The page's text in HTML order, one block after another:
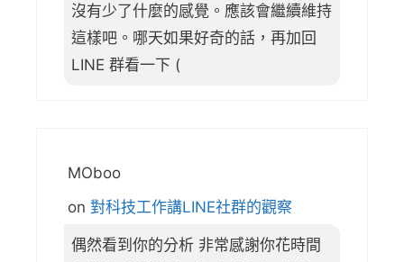
沒有少了什麼的感覺。應該會繼續維持
這樣吧。哪天如果好奇的話，再加回
LINE 群看一下 (
MOboo
on 對科技工作講LINE社群的觀察
偶然看到你的分析 非常感謝你花時間